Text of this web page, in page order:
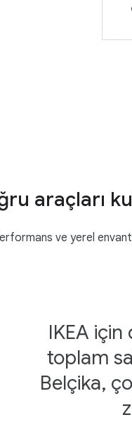
araçları
ve yerel
IKEA
toplam
Belçika,